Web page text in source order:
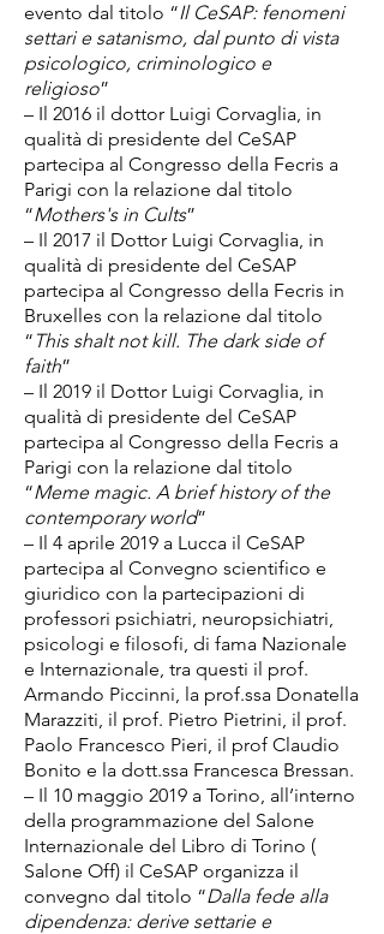
evento dal titolo “Il CeSAP: fenomeni
settari e satanismo, dal punto di vista
psicologico, criminologico e
religioso”
– Il 2016 il dottor Luigi Corvaglia, in
qualità di presidente del CeSAP
partecipa al Congresso della Fecris a
Parigi con la relazione dal titolo
“Mothers's in Cults”
– Il 2017 il Dottor Luigi Corvaglia, in
qualità di presidente del CeSAP
partecipa al Congresso della Fecris in
Bruxelles con la relazione dal titolo
“ This shalt not kill. The dark side of
faith”
– Il 2019 il Dottor Luigi Corvaglia, in
qualità di presidente del CeSAP
partecipa al Congresso della Fecris a
Parigi con la relazione dal titolo
“Meme magic. A brief history of the
contemporary world”
– Il 4 aprile 2019 a Lucca il CeSAP
partecipa al Convegno scientifico e
giuridico con la partecipazioni di
professori psichiatri, neuropsichiatri,
psicologi e filosofi, di fama Nazionale
e Internazionale, tra questi il prof.
Armando Piccinni, la prof.ssa Donatella
Marazziti, il prof. Pietro Pietrini, il prof.
Paolo Francesco Pieri, il prof Claudio
Bonito e la dott.ssa Francesca Bressan.
– Il 10 maggio 2019 a Torino, all’interno
della programmazione del Salone
Internazionale del Libro di Torino (
Salone Off) il CeSAP organizza il
convegno dal titolo “Dalla fede alla
dipendenza: derive settarie e